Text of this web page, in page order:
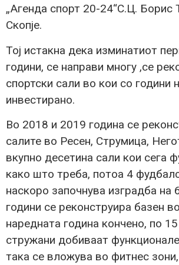
„Агенда спорт 20-24“С.Ц. Борис
Скопје.
Тој истакна дека изминатиот
години, се направи многу ,се
спортски сали во кои со години
инвестирано.
Во 2018 и 2019 година се
салите во Ресен, Струмица,
вкупно десетина сали кои сега
како што треба, потоа 4
наскоро започнува изградба на
години се реконструира базен
наредната година кончено, по
стружани добиваат
така се вложува во фитнес